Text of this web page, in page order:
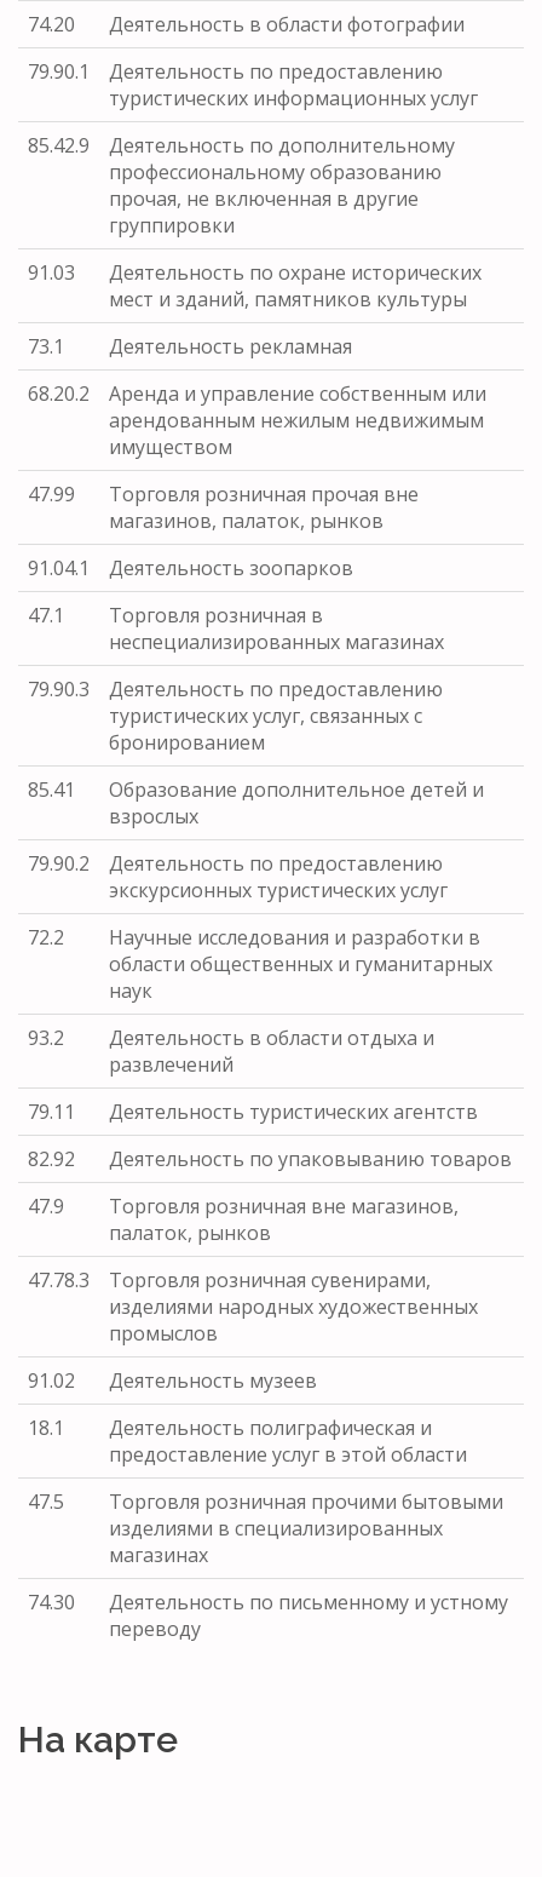
74.20
Деятельность в области фотографии
79.90.1
Деятельность по предоставлению
туристических информационных услуг
85.42.9
Деятельность по дополнительному
профессиональному образованию
прочая, не включенная в другие
группировки
91.03
Деятельность по охране исторических
мест и зданий, памятников культуры
73.1
Деятельность рекламная
68.20.2
Аренда и управление собственным или
арендованным нежилым недвижимым
имуществом
47.99
Торговля розничная прочая вне
магазинов, палаток, рынков
91.04.1
Деятельность зоопарков
47.1
Торговля розничная в
неспециализированных магазинах
79.90.3
Деятельность по предоставлению
туристических услуг, связанных с
бронированием
85.41
Образование дополнительное детей и
взрослых
79.90.2
Деятельность по предоставлению
экскурсионных туристических услуг
72.2
Научные исследования и разработки в
области общественных и гуманитарных
наук
93.2
Деятельность в области отдыха и
развлечений
79.11
Деятельность туристических агентств
82.92
Деятельность по упаковыванию товаров
47.9
Торговля розничная вне магазинов,
палаток, рынков
47.78.3
Торговля розничная сувенирами,
изделиями народных художественных
промыслов
91.02
Деятельность музеев
18.1
Деятельность полиграфическая и
предоставление услуг в этой области
47.5
Торговля розничная прочими бытовыми
изделиями в специализированных
магазинах
74.30
Деятельность по письменному и устному
переводу
На карте